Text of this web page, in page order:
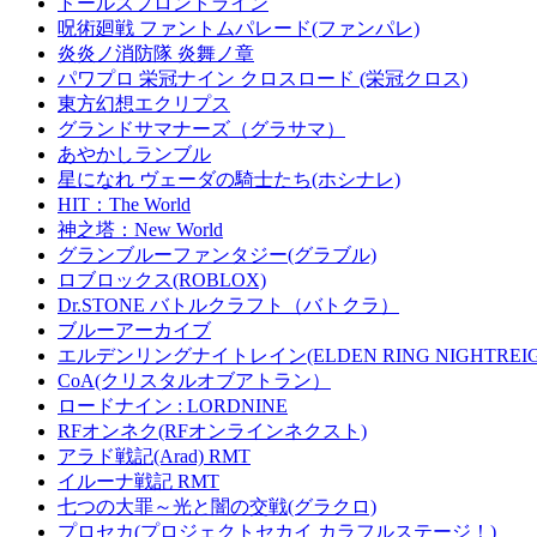
呪術廻戦 ファントムパレード(ファンパレ)
炎炎ノ消防隊 炎舞ノ章
パワプロ 栄冠ナイン クロスロード (栄冠クロス)
東方幻想エクリプス
グランドサマナーズ（グラサマ）
あやかしランブル
星になれ ヴェーダの騎士たち(ホシナレ)
HIT：The World
神之塔：New World
グランブルーファンタジー(グラブル)
ロブロックス(ROBLOX)
Dr.STONE バトルクラフト（バトクラ）
ブルーアーカイブ
エルデンリングナイトレイン(ELDEN RING
CoA(クリスタルオブアトラン）
ロードナイン : LORDNINE
RFオンネク(RFオンラインネクスト)
アラド戦記(Arad) RMT
イルーナ戦記 RMT
七つの大罪～光と闇の交戦(グラクロ)
プロセカ(プロジェクトセカイ カラフルステージ！)